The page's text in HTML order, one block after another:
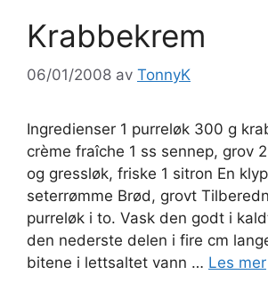
Krabbekrem
06/01/2008 av TonnyK
Ingredienser 1 purreløk 300 g
crème fraîche 1 ss sennep, grov
og gressløk, friske 1 sitron En
seterrømme Brød, grovt
purreløk i to. Vask den godt i
den nederste delen i fire cm
bitene i lettsaltet vann … Les mer